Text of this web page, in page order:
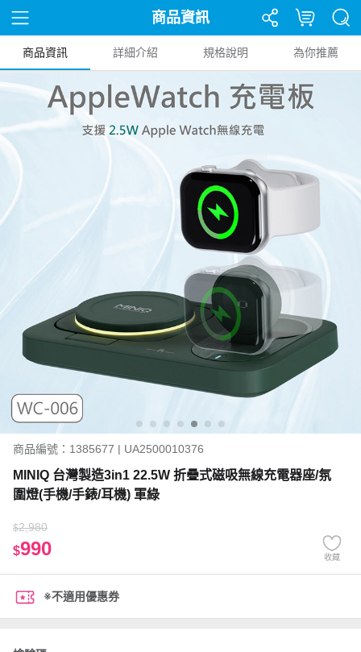
商品資訊
商品資訊 詳細介紹 規格說明 為你推薦
商品編號：1385677 | UA2500010376
MINIQ 台灣製造3in1 22.5W 折疊式磁吸無線充電器座/氛
圍燈(手機/手錶/耳機) 軍綠
$2,980
$990 收藏
※不適用優惠券